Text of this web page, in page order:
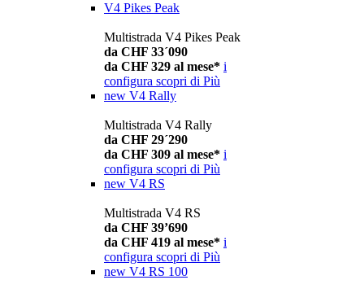
V4 Pikes Peak
Multistrada V4 Pikes Peak
da CHF 33´090
da CHF 329 al mese* i
configura scopri di Più
new V4 Rally
Multistrada V4 Rally
da CHF 29´290
da CHF 309 al mese* i
configura scopri di Più
new V4 RS
Multistrada V4 RS
da CHF 39’690
da CHF 419 al mese* i
configura scopri di Più
new V4 RS 100